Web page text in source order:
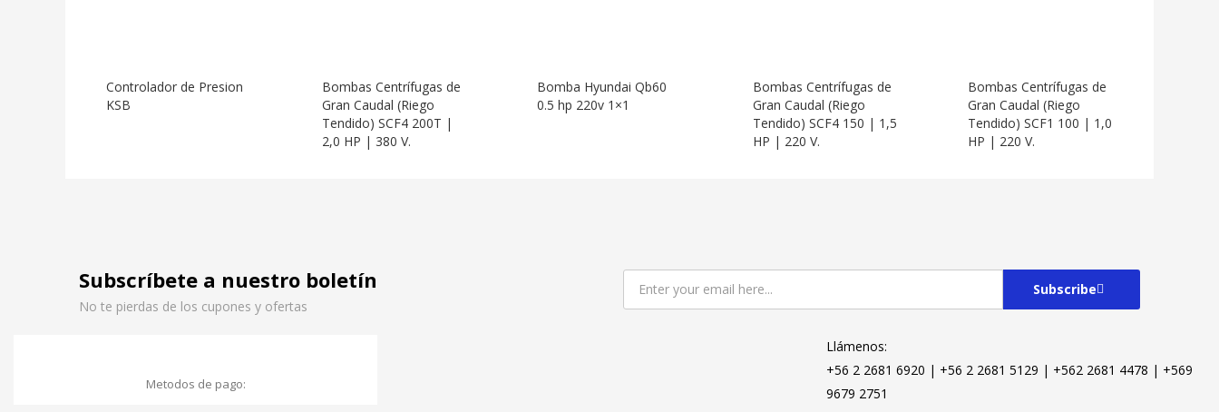
Controlador de Presion
KSB
Bombas Centrífugas de
Gran Caudal (Riego
Tendido) SCF4 200T |
2,0 HP | 380 V.
Bomba Hyundai Qb60
0.5 hp 220v 1×1
Bombas Centrífugas de
Gran Caudal (Riego
Tendido) SCF4 150 | 1,5
HP | 220 V.
Bombas Centrífugas de
Gran Caudal (Riego
Tendido) SCF1 100 | 1,0
HP | 220 V.
Subscríbete a nuestro boletín
No te pierdas de los cupones y ofertas
Subscribe
Metodos de pago:
Llámenos:
+56 2 2681 6920 | +56 2 2681 5129 | +562 2681 4478 | +569
9679 2751